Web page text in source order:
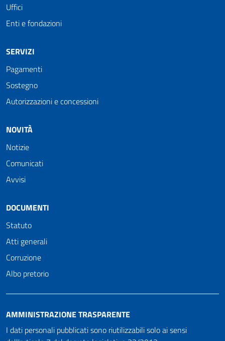
Uffici
Enti e fondazioni
SERVIZI
Pagamenti
Sostegno
Autorizzazioni e concessioni
NOVITÀ
Notizie
Comunicati
Avvisi
DOCUMENTI
Statuto
Atti generali
Corruzione
Albo pretorio
AMMINISTRAZIONE TRASPARENTE
I dati personali pubblicati sono riutilizzabili solo ai sensi